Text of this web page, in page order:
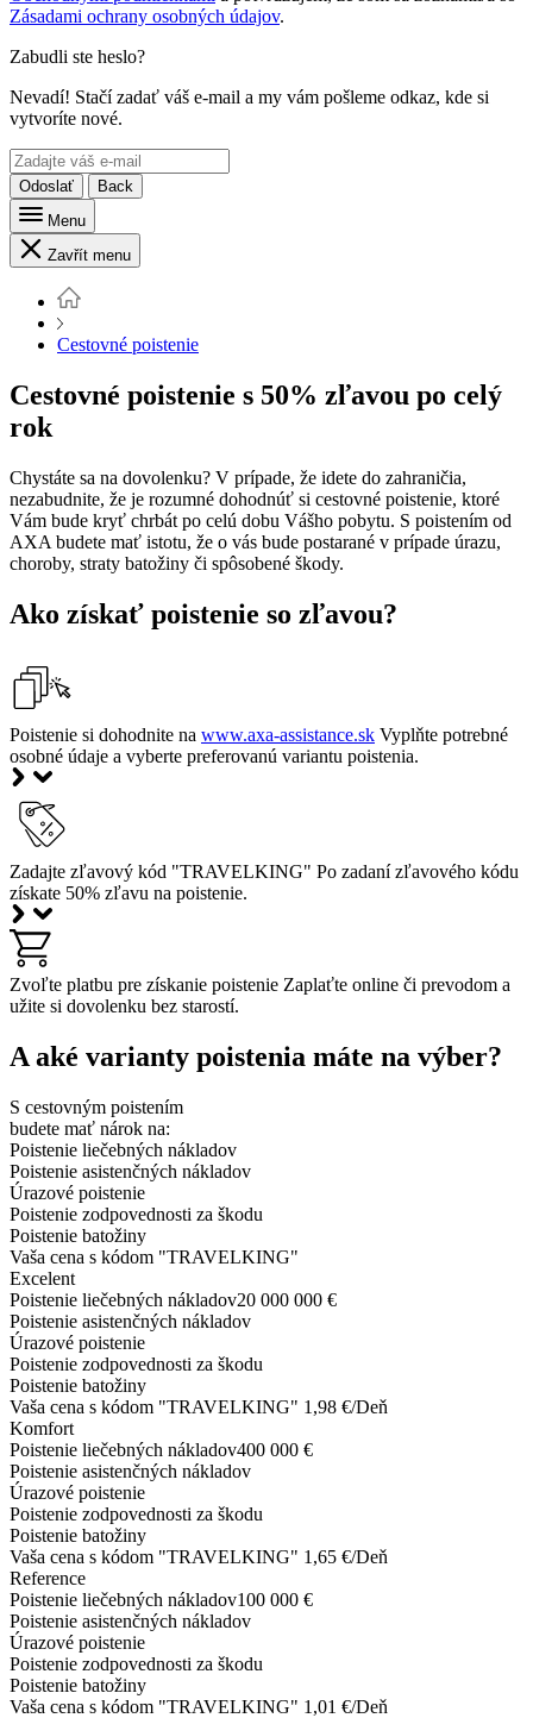
Zásadami ochrany osobných údajov.
Zabudli ste heslo?
Nevadí! Stačí zadať váš e-mail a my vám pošleme odkaz, kde si
vytvoríte nové.
Odoslať
Back
Menu
Zavřít menu
Cestovné poistenie
Cestovné poistenie s 50% zľavou po celý
rok
Chystáte sa na dovolenku? V prípade, že idete do zahraničia,
nezabudnite, že je rozumné dohodnúť si cestovné poistenie, ktoré
Vám bude kryť chrbát po celú dobu Vášho pobytu. S poistením od
AXA budete mať istotu, že o vás bude postarané v prípade úrazu,
choroby, straty batožiny či spôsobené škody.
Ako získať poistenie so zľavou?
Poistenie si dohodnite na www.axa-assistance.sk Vyplňte potrebné
osobné údaje a vyberte preferovanú variantu poistenia.
Zadajte zľavový kód "TRAVELKING" Po zadaní zľavového kódu
získate 50% zľavu na poistenie.
Zvoľte platbu pre získanie poistenie Zaplaťte online či prevodom a
užite si dovolenku bez starostí.
A aké varianty poistenia máte na výber?
S cestovným poistením
budete mať nárok na:
Poistenie liečebných nákladov
Poistenie asistenčných nákladov
Úrazové poistenie
Poistenie zodpovednosti za škodu
Poistenie batožiny
Vaša cena s kódom "TRAVELKING"
Excelent
Poistenie liečebných nákladov20 000 000 €
Poistenie asistenčných nákladov
Úrazové poistenie
Poistenie zodpovednosti za škodu
Poistenie batožiny
Vaša cena s kódom "TRAVELKING" 1,98 €/Deň
Komfort
Poistenie liečebných nákladov400 000 €
Poistenie asistenčných nákladov
Úrazové poistenie
Poistenie zodpovednosti za škodu
Poistenie batožiny
Vaša cena s kódom "TRAVELKING" 1,65 €/Deň
Reference
Poistenie liečebných nákladov100 000 €
Poistenie asistenčných nákladov
Úrazové poistenie
Poistenie zodpovednosti za škodu
Poistenie batožiny
Vaša cena s kódom "TRAVELKING" 1,01 €/Deň